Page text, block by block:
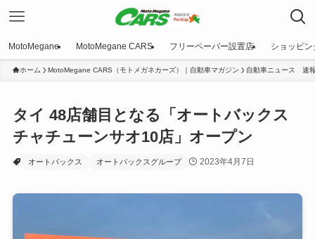
MotoMegane MotoMegane CARS フリーペーパー設置店 ショッピン
ホーム MotoMegane CARS（モトメガネカーズ）｜自動車マガジン 自動車ニュース 速
タイ 48店舗目となる「オートバックス
チャチューンサオ10店」オープン
オートバックス オートバックスグループ 2023年4月7日